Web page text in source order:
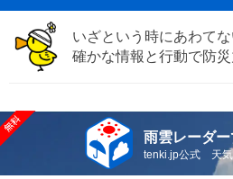
いざという時にあわて
確かな情報と行動で防
雨雲レーダー
tenki.jp公式 天気